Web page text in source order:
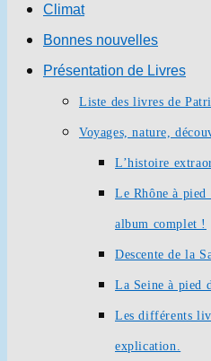
Climat
Bonnes nouvelles
Présentation de Livres
Liste des livres de
Voyages, nature,
L’histoire
Le Rhône à
album complet !
Descente de la
La Seine à pied
Les différents
explication.